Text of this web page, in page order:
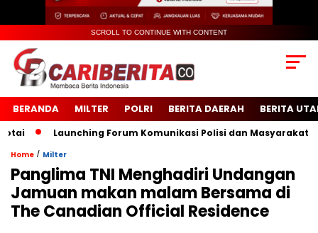
SCROLL TO CONTINUE WITH CONTENT
BERANDA MILTER POLRI BERITA DAERAH BERITA
Launching Forum Komunikasi Polisi dan Masyarakat
Home / Milter
Panglima TNI Menghadiri Undangan
Jamuan makan malam Bersama di
The Canadian Official Residence